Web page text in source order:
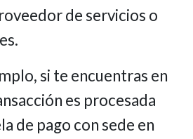
de servicios o
si te encuentras en
es procesada
de pago con sede en